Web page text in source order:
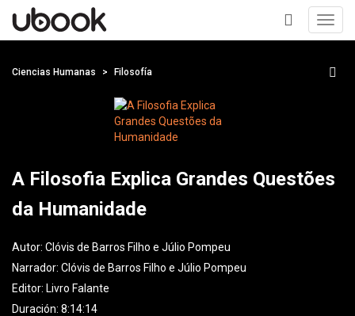
+
Ciencias Humanas Filosofía
A Filosofia Explica Grandes Questões
da Humanidade
Autor: Clóvis de Barros Filho e Júlio Pompeu
Narrador: Clóvis de Barros Filho e Júlio Pompeu
Editor: Livro Falante
Duración: 8:14:14